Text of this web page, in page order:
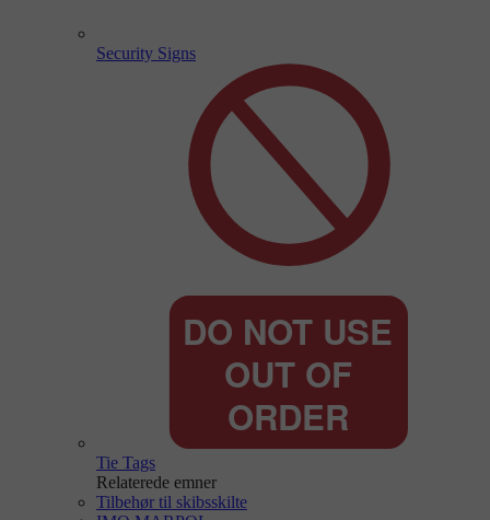
Security Signs
Tie Tags
Relaterede emner
Tilbehør til skibsskilte